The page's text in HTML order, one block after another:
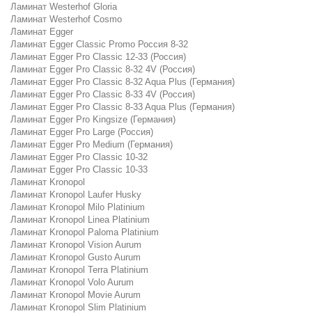
Ламинат Westerhof Gloria
Ламинат Westerhof Cosmo
Ламинат Egger
Ламинат Egger Classic Promo Россия 8-32
Ламинат Egger Pro Classic 12-33 (Россия)
Ламинат Egger Pro Classic 8-32 4V (Россия)
Ламинат Egger Pro Classic 8-32 Aqua Plus (Германия)
Ламинат Egger Pro Classic 8-33 4V (Россия)
Ламинат Egger Pro Classic 8-33 Aqua Plus (Германия)
Ламинат Egger Pro Kingsize (Германия)
Ламинат Egger Pro Large (Россия)
Ламинат Egger Pro Medium (Германия)
Ламинат Egger Pro Classic 10-32
Ламинат Egger Pro Classic 10-33
Ламинат Kronopol
Ламинат Kronopol Laufer Husky
Ламинат Kronopol Milo Platinium
Ламинат Kronopol Linea Platinium
Ламинат Kronopol Paloma Platinium
Ламинат Kronopol Vision Aurum
Ламинат Kronopol Gusto Aurum
Ламинат Kronopol Terra Platinium
Ламинат Kronopol Volo Aurum
Ламинат Kronopol Movie Aurum
Ламинат Kronopol Slim Platinium